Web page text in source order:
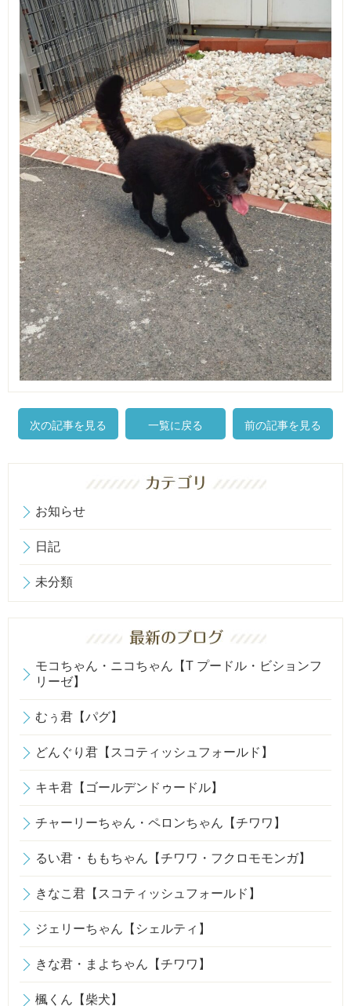
次の記事を見る 一覧に戻る 前の記事を見る
お知らせ
日記
未分類
モコちゃん・ニコちゃん【T プードル・ビションフ
リーゼ】
むぅ君【パグ】
どんぐり君【スコティッシュフォールド】
キキ君【ゴールデンドゥードル】
チャーリーちゃん・ペロンちゃん【チワワ】
るい君・ももちゃん【チワワ・フクロモモンガ】
きなこ君【スコティッシュフォールド】
ジェリーちゃん【シェルティ】
きな君・まよちゃん【チワワ】
楓くん【柴犬】